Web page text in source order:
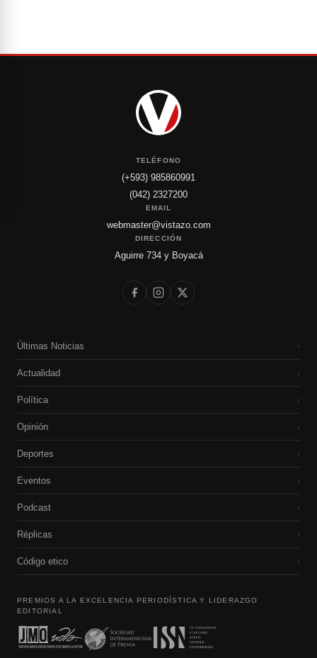
TELÉFONO
(+593) 985860991
(042) 2327200
EMAIL
webmaster@vistazo.com
DIRECCIÓN
Aguirre 734 y Boyacá
Últimas Noticias ›
Actualidad ›
Política ›
Opinión ›
Deportes ›
Eventos ›
Podcast ›
Réplicas ›
Código etico ›
PREMIOS A LA EXCELENCIA PERIODÍSTICA Y LIDERAZGO
EDITORIAL